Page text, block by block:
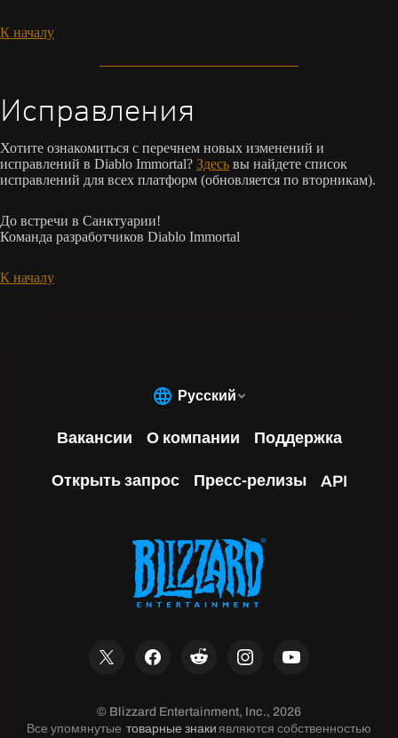
К началу
Исправления
Хотите ознакомиться с перечнем новых изменений и
исправлений в Diablo Immortal? Здесь вы найдете список
исправлений для всех платформ (обновляется по вторникам).
До встречи в Санктуарии!
Команда разработчиков Diablo Immortal
К началу